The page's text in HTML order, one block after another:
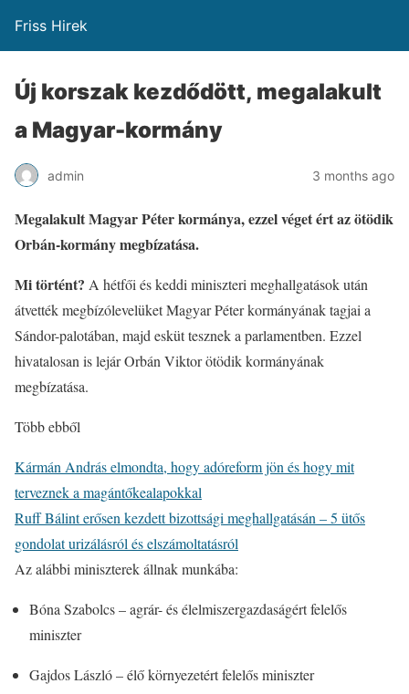
Friss Hirek
Új korszak kezdődött, megalakult
a Magyar-kormány
admin 3 months ago
Megalakult Magyar Péter kormánya, ezzel véget ért az ötödik
Orbán-kormány megbízatása.
Mi történt? A hétfői és keddi miniszteri meghallgatások után
átvették megbízólevelüket Magyar Péter kormányának tagjai a
Sándor-palotában, majd esküt tesznek a parlamentben. Ezzel
hivatalosan is lejár Orbán Viktor ötödik kormányának
megbízatása.
Több ebből
Kármán András elmondta, hogy adóreform jön és hogy mit
terveznek a magántőkealapokkal
Ruff Bálint erősen kezdett bizottsági meghallgatásán – 5 ütős
gondolat urizálásról és elszámoltatásról
Az alábbi miniszterek állnak munkába:
Bóna Szabolcs – agrár- és élelmiszergazdaságért felelős
miniszter
Gajdos László – élő környezetért felelős miniszter